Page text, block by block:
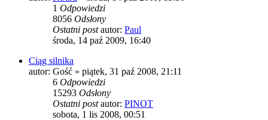
1 Odpowiedzi
8056 Odsłony
Ostatni postautor: Paul
środa, 14 paź 2009, 16:40
Ciąg silnika
autor: Gość » piątek, 31 paź 2008, 21:11
6 Odpowiedzi
15293 Odsłony
Ostatni postautor: PINOT
sobota, 1 lis 2008, 00:51